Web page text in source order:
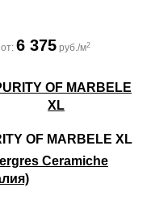
6 375 руб./м2
OF MARBELE XL
Ceramiche